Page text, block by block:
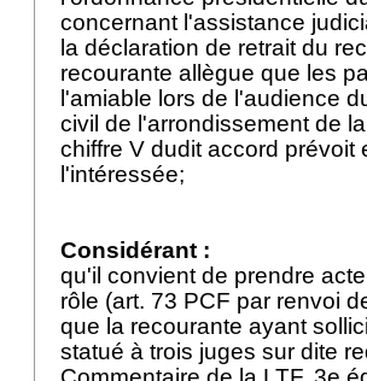
concernant l'assistance
la déclaration de retrait du
recourante allègue que les
l'amiable lors de l'audience
civil de l'arrondissement de
chiffre V dudit accord prévoit
l'intéressée;
Considérant :
qu'il convient de prendre
rôle (art. 73 PCF par renvoi
que la recourante ayant
statué à trois juges sur dite